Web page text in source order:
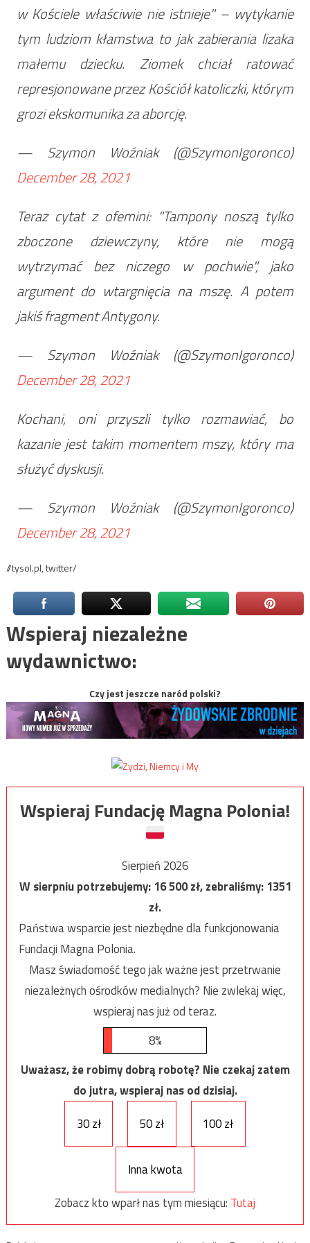
w Kościele właściwie nie istnieje" – wytykanie
tym ludziom kłamstwa to jak zabierania lizaka
małemu dziecku. Ziomek chciał ratować
represjonowane przez Kościół katoliczki, którym
grozi ekskomunika za aborcję.
— Szymon Woźniak (@SzymonIgoronco)
December 28, 2021
Teraz cytat z ofemini: "Tampony noszą tylko
zboczone dziewczyny, które nie mogą
wytrzymać bez niczego w pochwie", jako
argument do wtargnięcia na mszę. A potem
jakiś fragment Antygony.
— Szymon Woźniak (@SzymonIgoronco)
December 28, 2021
Kochani, oni przyszli tylko rozmawiać, bo
kazanie jest takim momentem mszy, który ma
służyć dyskusji.
— Szymon Woźniak (@SzymonIgoronco)
December 28, 2021
//tysol.pl, twitter/
Wspieraj niezależne
wydawnictwo:
Czy jest jeszcze naród polski?
Wspieraj Fundację Magna Polonia!
Sierpień 2026
W sierpniu potrzebujemy:16 500zł, zebraliśmy:1351
zł.
Państwa wsparcie jest niezbędne dla funkcjonowania
Fundacji Magna Polonia.
Masz świadomość tego jak ważne jest przetrwanie
niezależnych ośrodków medialnych? Nie zwlekaj więc,
wspieraj nas już od teraz.
8%
Uważasz, że robimy dobrą robotę? Nie czekaj zatem
do jutra, wspieraj nas od dzisiaj.
30 zł
50 zł 100 zł
Inna kwota
Zobacz kto wparł nas tym miesiącu: Tutaj